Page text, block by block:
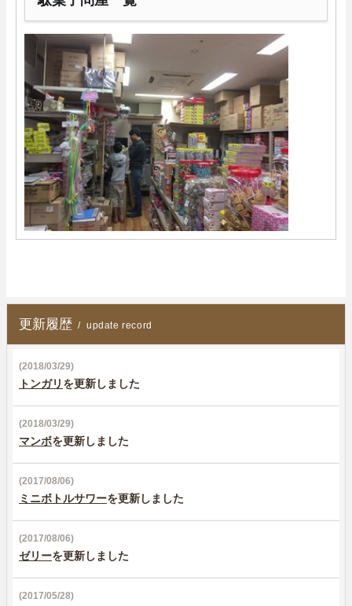
更新履歴
(2018/03/29)
トンガリ を更新しました
(2018/03/29)
マンボを更新しました
(2017/08/06)
ミニボトルサワーを更新しました
(2017/08/06)
ゼリーを更新しました
(2017/05/28)